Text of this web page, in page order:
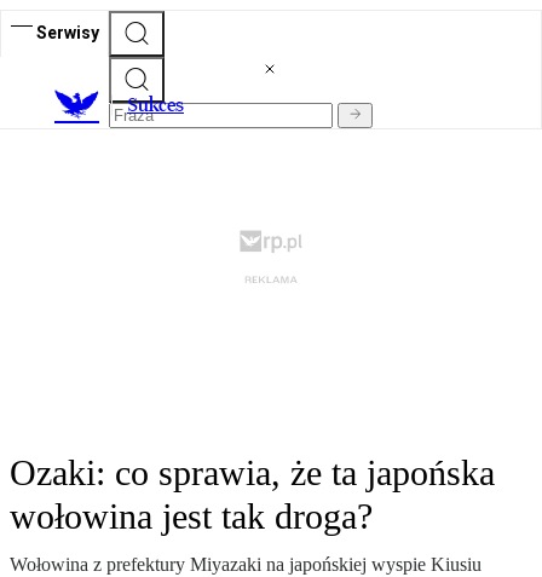
Serwisy
Sukces
Ozaki: co sprawia, że ta japońska
wołowina jest tak droga?
Wołowina z prefektury Miyazaki na japońskiej wyspie Kiusiu